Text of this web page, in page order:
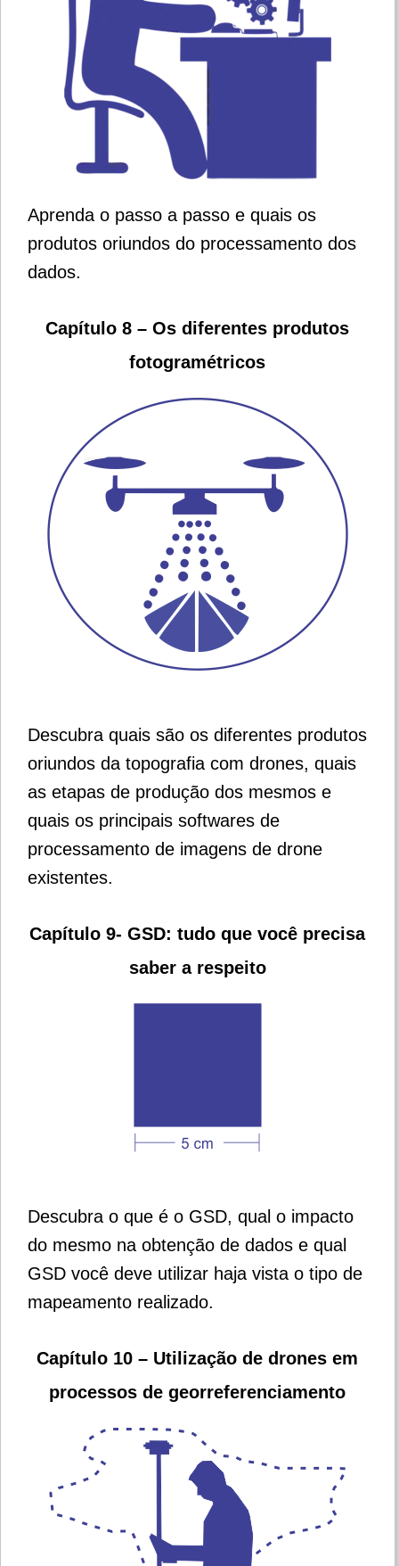
Aprenda o passo a passo e quais os
produtos oriundos do processamento dos
dados.
Capítulo 8 – Os diferentes produtos
fotogramétricos
Descubra quais são os diferentes produtos
oriundos da topografia com drones, quais
as etapas de produção dos mesmos e
quais os principais softwares de
processamento de imagens de drone
existentes.
Capítulo 9- GSD: tudo que você precisa
saber a respeito
Descubra o que é o GSD, qual o impacto
do mesmo na obtenção de dados e qual
GSD você deve utilizar haja vista o tipo de
mapeamento realizado.
Capítulo 10 – Utilização de drones em
processos de georreferenciamento